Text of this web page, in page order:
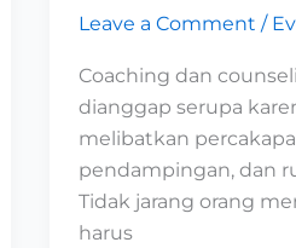
Leave a Comment /
Coaching dan
dianggap serupa
melibatkan
pendampingan, dan
Tidak jarang orang
harus
Tujuannya